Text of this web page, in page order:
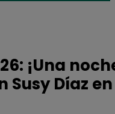
¡Una
Susy Díaz